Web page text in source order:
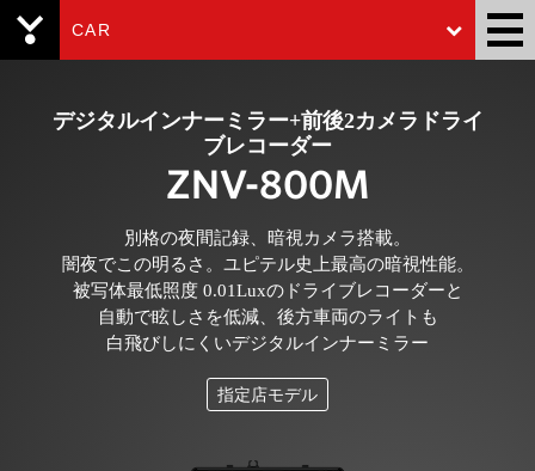
CAR
デジタルインナーミラー+前後2カメラドライ
ブレコーダー
ZNV-800M
別格の夜間記録、暗視カメラ搭載。
闇夜でこの明るさ。ユピテル史上最高の暗視性能。
被写体最低照度 0.01Luxのドライブレコーダーと
自動で眩しさを低減、後方車両のライトも
白飛びしにくいデジタルインナーミラー
指定店モデル